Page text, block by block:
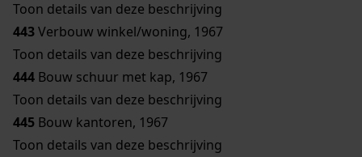
Toon details van deze beschrijving
443Verbouw winkel/woning, 1967
Toon details van deze beschrijving
444 Bouw schuur met kap, 1967
Toon details van deze beschrijving
445 Bouw kantoren, 1967
Toon details van deze beschrijving